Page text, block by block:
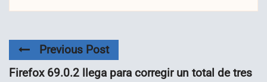
Previous Post
Firefox 69.0.2 llega para corregir un total de tres